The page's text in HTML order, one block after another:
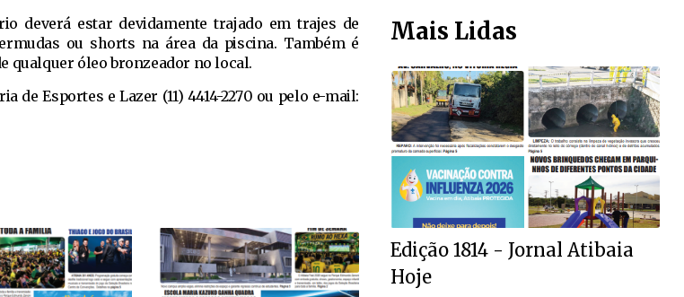
deverá estar devidamente trajado em trajes de
ou shorts na área da piscina. Também é
qualquer óleo bronzeador no local.
de Esportes e Lazer (11) 4414-2270 ou pelo e-mail:
Mais Lidas
Edição 1814 - Jornal Atibaia
Hoje